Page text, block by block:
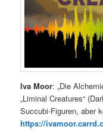
Iva Moor: „Die
„Liminal Creatures“
Succubi-Figuren, aber
https://